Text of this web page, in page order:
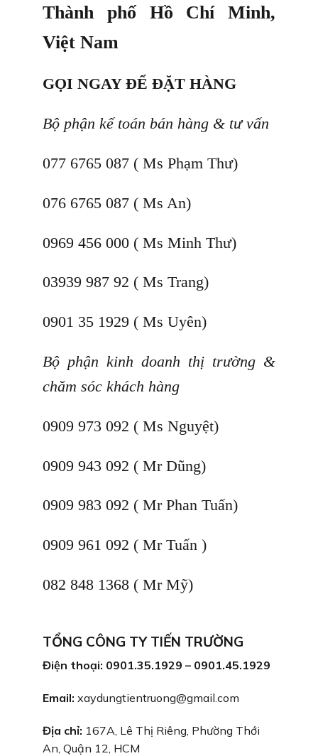
Thành phố Hồ Chí Minh,
Việt Nam
GỌI NGAY ĐỂ ĐẶT HÀNG
Bộ phận kế toán bán hàng & tư vấn
077 6765 087 ( Ms Phạm Thư)
076 6765 087 ( Ms An)
0969 456 000 ( Ms Minh Thư)
03939 987 92 ( Ms Trang)
0901 35 1929 ( Ms Uyên)
Bộ phận kinh doanh thị trường &
chăm sóc khách hàng
0909 973 092 ( Ms Nguyệt)
0909 943 092 ( Mr Dũng)
0909 983 092 ( Mr Phan Tuấn)
0909 961 092 ( Mr Tuấn )
082 848 1368 ( Mr Mỹ)
TỔNG CÔNG TY TIẾN TRƯỜNG
Điện thoại: 0901.35.1929 – 0901.45.1929
Email: xaydungtientruong@gmail.com
Địa chỉ: 167A, Lê Thị Riêng, Phường Thới
An, Quận 12, HCM